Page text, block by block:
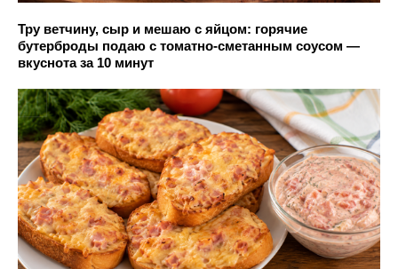
Тру ветчину, сыр и мешаю с яйцом: горячие
бутерброды подаю с томатно-сметанным соусом —
вкуснота за 10 минут